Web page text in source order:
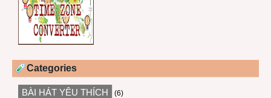
Categories
BÀI HÁT YÊU THÍCH (6)